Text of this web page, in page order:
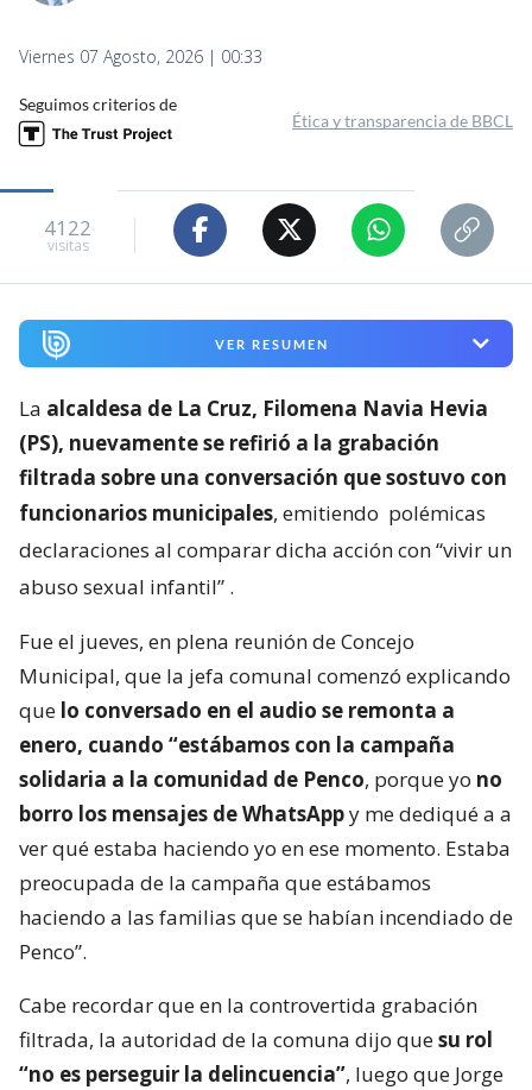
Viernes 07 Agosto, 2026 | 00:33
Seguimos criterios de
Ética y transparencia de BBCL
4122
visitas
VER RESUMEN
La alcaldesa de La Cruz, Filomena Navia Hevia
(PS), nuevamente se refirió a la grabación
filtrada sobre una conversación que sostuvo con
funcionarios municipales, emitiendo polémicas
declaraciones al comparar dicha acción con “vivir un
abuso sexual infantil” .
Fue el jueves, en plena reunión de Concejo
Municipal, que la jefa comunal comenzó explicando
que lo conversado en el audio se remonta a
enero, cuando “estábamos con la campaña
solidaria a la comunidad de Penco, porque yo no
borro los mensajes de WhatsAppy me dediqué a a
ver qué estaba haciendo yo en ese momento. Estaba
preocupada de la campaña que estábamos
haciendo a las familias que se habían incendiado de
Penco”.
Cabe recordar que en la controvertida grabación
filtrada, la autoridad de la comuna dijo quesu rol
“no es perseguir la delincuencia”, luego que Jorge